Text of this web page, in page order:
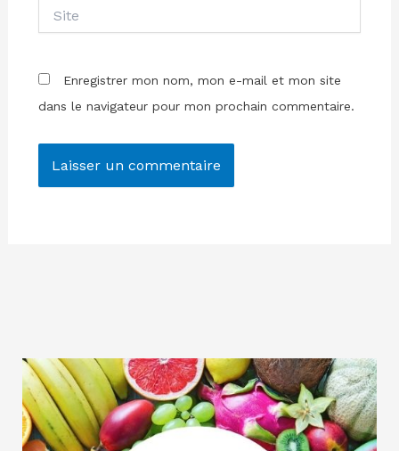
Enregistrer mon nom, mon e-mail et mon site
dans le navigateur pour mon prochain commentaire.